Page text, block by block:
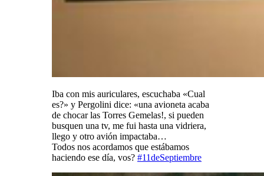
Iba con mis auriculares, escuchaba «Cual
es?» y Pergolini dice: «una avioneta acaba
de chocar las Torres Gemelas!, si pueden
busquen una tv, me fui hasta una vidriera,
llego y otro avión impactaba…
Todos nos acordamos que estábamos
haciendo ese día, vos? #11deSeptiembre